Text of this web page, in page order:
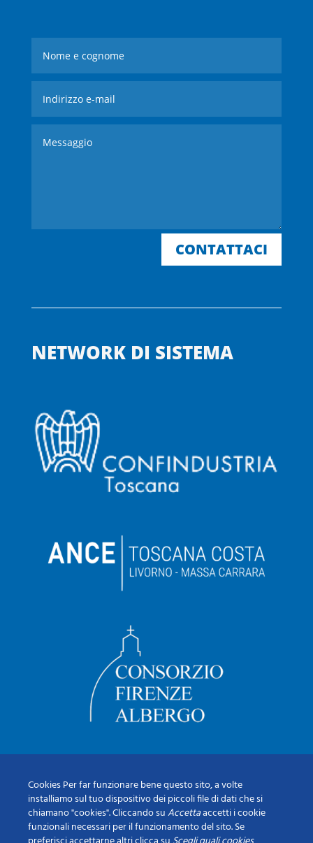
CONTATTACI
NETWORK DI SISTEMA
Cookies Per far funzionare bene questo sito, a volte
installiamo sul tuo dispositivo dei piccoli file di dati che si
chiamano "cookies". Cliccando suAccettaaccetti i cookie
funzionali necessari per il funzionamento del sito. Se